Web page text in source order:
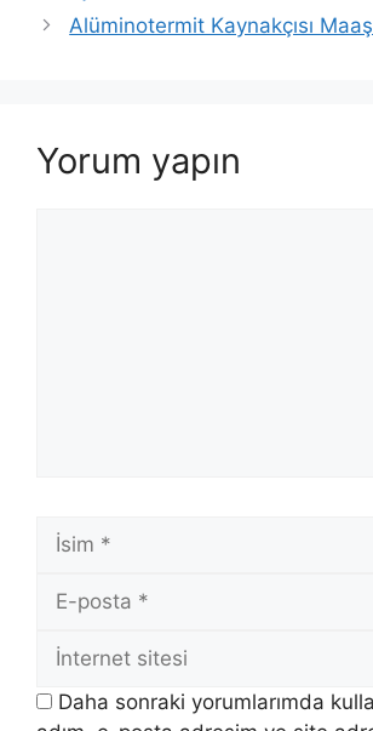
Alüminotermit Kaynakçısı
Yorum yapın
İsim
posta
İnternet
Daha sonraki yorumlarımda